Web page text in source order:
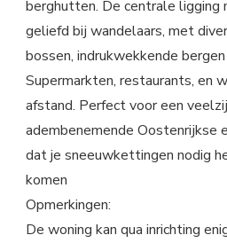
berghutten. De centrale ligging
geliefd bij wandelaars, met
bossen, indrukwekkende
Supermarkten, restaurants, en
afstand. Perfect voor een
adembenemende Oostenrijkse
dat je sneeuwkettingen nodig
komen
Opmerkingen:
De woning kan qua inrichting